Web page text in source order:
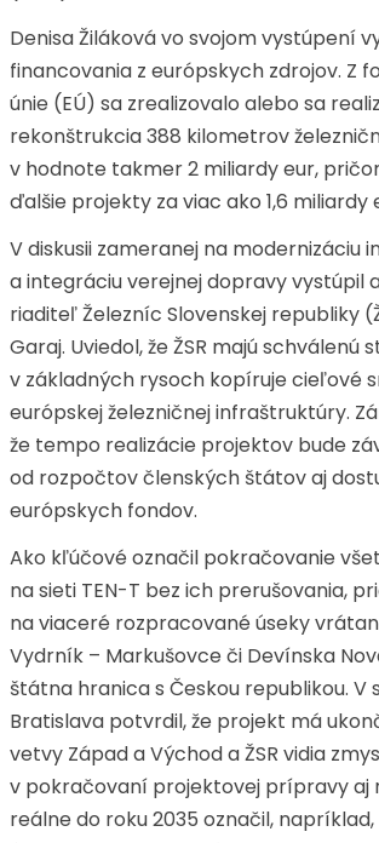
Denisa Žiláková vo svojom vystúpení
financovania z európskych zdrojov. Z
únie (EÚ) sa zrealizovalo alebo sa
rekonštrukcia 388 kilometrov
v hodnote takmer 2 miliardy eur,
ďalšie projekty za viac ako 1,6 miliardy
V diskusii zameranej na modernizáciu
a integráciu verejnej dopravy vystúpil
riaditeľ Železníc Slovenskej republiky
Garaj. Uviedol, že ŽSR majú schválenú
v základných rysoch kopíruje cieľové
európskej železničnej infraštruktúry.
že tempo realizácie projektov bude
od rozpočtov členských štátov aj
európskych fondov.
Ako kľúčové označil pokračovanie
na sieti TEN-T bez ich prerušovania,
na viaceré rozpracované úseky
Vydrník – Markušovce či Devínska
štátna hranica s Českou republikou. V
Bratislava potvrdil, že projekt má
vetvy Západ a Východ a ŽSR vidia
v pokračovaní projektovej prípravy aj
reálne do roku 2035 označil,